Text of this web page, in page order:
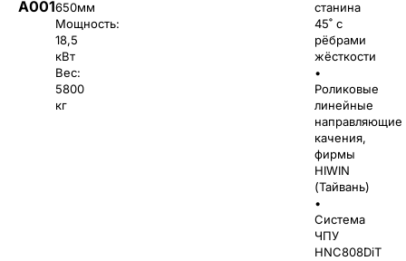
A001650мм
Мощность:
18,5
кВт
Вес:
5800
кг
станина
45˚ с
рёбрами
жёсткости
•
Роликовые
линейные
направляющие
качения,
фирмы
HIWIN
(Тайвань)
•
Система
ЧПУ
HNC808DiT